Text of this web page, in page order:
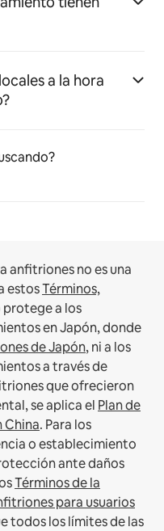
a la hora
anfitriones no es una
estosTérminos,
protege a los
en Japón, donde
de Japón, ni a los
a través de
que ofrecieron
se aplica el Plan de
China. Para los
o establecimiento
ante daños
Términos de la
para usuarios
todos los límites de las